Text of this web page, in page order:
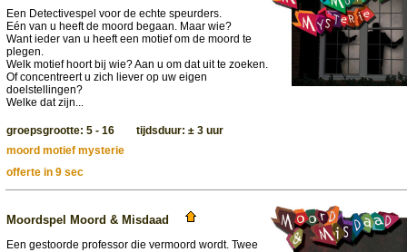
Een Detectivespel voor de echte speurders.
Eén van u heeft de moord begaan. Maar wie?
Want ieder van u heeft een motief om de moord te
plegen.
Welk motief hoort bij wie? Aan u om dat uit te zoeken.
Of concentreert u zich liever op uw eigen
doelstellingen?
Welke dat zijn...
groepsgrootte: 5 - 16 tijdsduur: ± 3 uur
moord motief mysterie
offerte in 9 sec
Moordspel Moord & Misdaad
Een gestoorde professor die vermoord wordt. Twee